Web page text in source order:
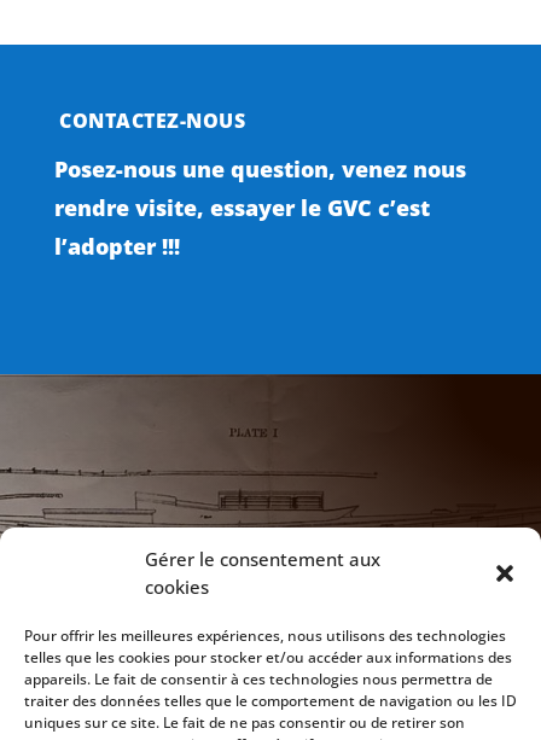
Gérer le consentement aux
cookies
Pour offrir les meilleures expériences, nous utilisons des technologies
telles que les cookies pour stocker et/ou accéder aux informations des
appareils. Le fait de consentir à ces technologies nous permettra de
traiter des données telles que le comportement de navigation ou les ID
uniques sur ce site. Le fait de ne pas consentir ou de retirer son
CONTACTEZ-NOUS
Posez-nous une question, venez nous
rendre visite, essayer le GVC c’est
l’adopter !!!
NOTRE ADRESSE
172 Chaussée de Vilvoorde
1120 Bruxelles
 CLUB HOUSE